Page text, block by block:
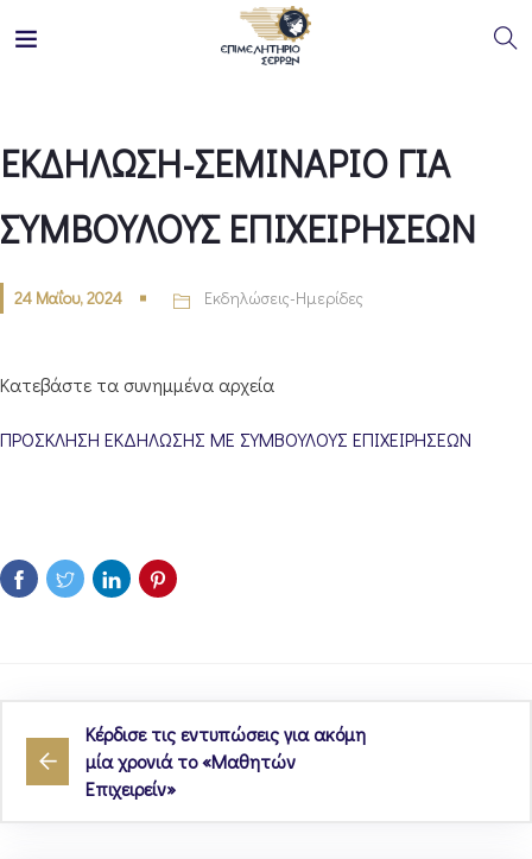
ΕΚΔΗΛΩΣΗ-ΣΕΜΙΝΑΡΙΟ ΓΙΑ
ΣΥΜΒΟΥΛΟΥΣ ΕΠΙΧΕΙΡΗΣΕΩΝ
24 Μαΐου, 2024 Εκδηλώσεις-Ημερίδες
Κατεβάστε τα συνημμένα αρχεία
ΠΡΟΣΚΛΗΣΗ EΚΔΗΛΩΣΗΣ ΜΕ ΣΥΜΒΟΥΛΟΥΣ ΕΠΙΧΕΙΡΗΣΕΩΝ
Κέρδισε τις εντυπώσεις για ακόμη
μία χρονιά το «Μαθητών
Επιχειρείν»